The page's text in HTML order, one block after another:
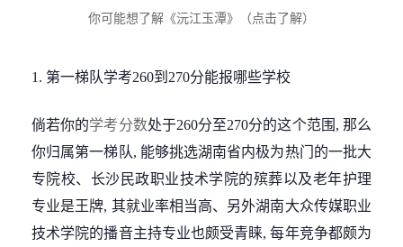
你可能想了解《沅江玉潭》（点击了解）
1. 第一梯队学考260到270分能报哪些学校
倘若你的学考分数处于260分至270分的这个范围, 那么
你归属第一梯队, 能够挑选湖南省内极为热门的一批大
专院校、长沙民政职业技术学院的殡葬以及老年护理
专业是王牌, 其就业率相当高、另外湖南大众传媒职业
技术学院的播音主持专业也颇受青睐, 每年竞争都颇为